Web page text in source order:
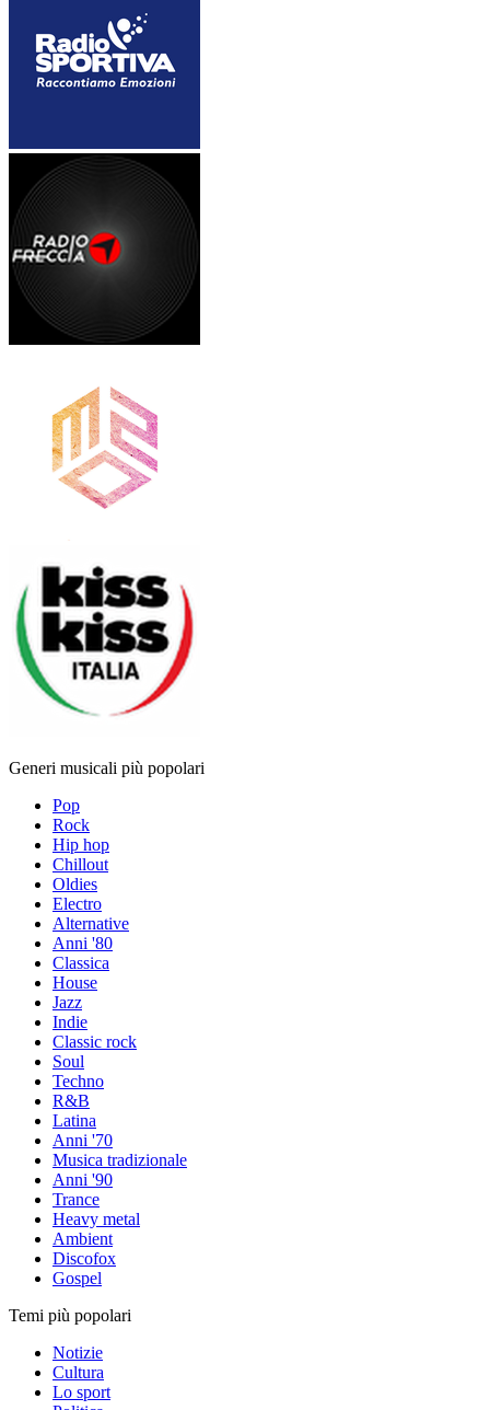
Generi musicali più popolari
Pop
Rock
Hip hop
Chillout
Oldies
Electro
Alternative
Anni '80
Classica
House
Jazz
Indie
Classic rock
Soul
Techno
R&B
Latina
Anni '70
Musica tradizionale
Anni '90
Trance
Heavy metal
Ambient
Discofox
Gospel
Temi più popolari
Notizie
Cultura
Lo sport